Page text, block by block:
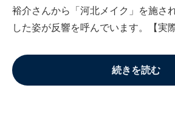
裕介さんから「河北メイク」を施さ
した姿が反響を呼んでいます。【実
続きを読む